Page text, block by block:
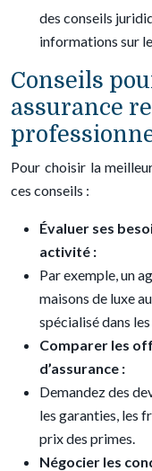
des conseils
informations sur
Conseils
assurance
Pour choisir la
ces conseils :
Évaluer ses
activité :
Par exemple, un
maisons de luxe
spécialisé dans
Comparer les
d’assurance :
Demandez des
les garanties, les
prix des primes.
Négocier les